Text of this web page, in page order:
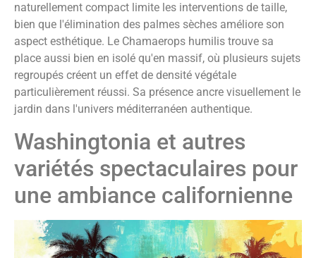
naturellement compact limite les interventions de taille,
bien que l'élimination des palmes sèches améliore son
aspect esthétique. Le Chamaerops humilis trouve sa
place aussi bien en isolé qu'en massif, où plusieurs sujets
regroupés créent un effet de densité végétale
particulièrement réussi. Sa présence ancre visuellement le
jardin dans l'univers méditerranéen authentique.
Washingtonia et autres
variétés spectaculaires pour
une ambiance californienne